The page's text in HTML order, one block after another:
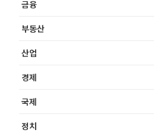
금융
부동산
산업
경제
국제
정치